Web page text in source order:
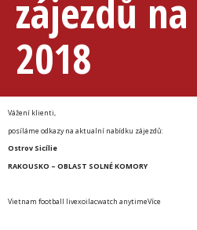
zájezdů
2018
Vážení klienti,
posíláme odkazy na aktualní nabídku zájezdů:
Ostrov Sicílie
RAKOUSKO – OBLAST SOLNÉ KOMORY
Vietnam football livexoilacwatch anytimeVíce